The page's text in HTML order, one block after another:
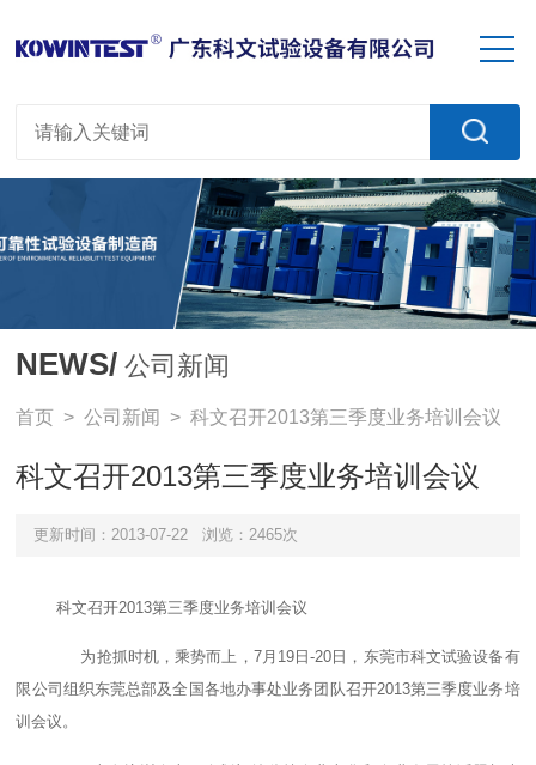
NEWS/ 公司新闻
首页 >公司新闻 > 科文召开2013第三季度业务培训会议
科文召开2013第三季度业务培训会议
更新时间：2013-07-22 浏览：2465次
科文召开2013第三季度业务培训会议
为抢抓时机，乘势而上，7月19日-20日，东莞市科文试验设备有
限公司组织东莞总部及全国各地办事处业务团队召开2013第三季度业务培
训会议。